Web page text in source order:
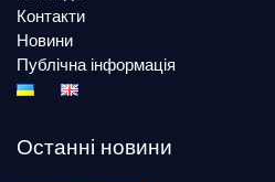
Контакти
Новини
Публічна інформація
Останні новини